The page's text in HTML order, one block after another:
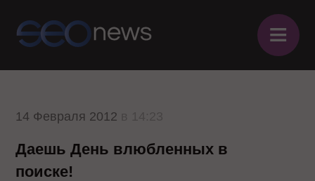
≡
14 Февраля 2012
Даешь День влюбленных в
поиске!